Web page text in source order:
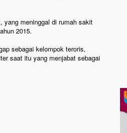
yang meninggal di rumah sakit
2015.
sebagai kelompok teroris,
saat itu yang menjabat sebagai